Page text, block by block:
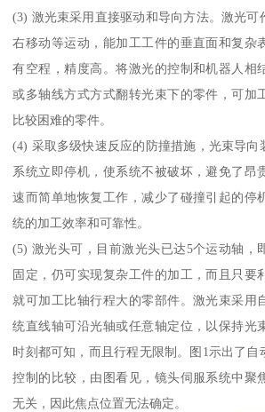
(3) 激光束采用直接驱动和导向方法。激光可
右移动等运动，能加工工件的垂直面和复杂
有空程，精度高。将激光的控制和机器人相
或多轴线方式方式翻转光束下的零件，可加
比较困难的零件。
(4) 采取多级快速反应的防撞措施，光束导向
系统立即停机，使系统不被破坏，避免了昂
速而简单地恢复工作，减少了碰撞引起的停
统的加工效率和可靠性。
(5) 激光头可，目前激光头已达5个运动轴，
固定，仍可实现复杂工件的加工，而且只要
就可加工比轴行程大的零部件。激光束采用
统直线轴可沿光轴或任意轴定位，以保持光
时刻都可知，而且行程无限制。图1示出了自
控制的比较，由图看见，镜头伺服系统中聚
无关，因此焦点位置无法确定。